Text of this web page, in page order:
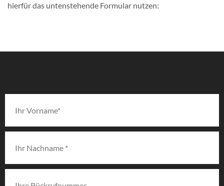
hierfür das untenstehende Formular nutzen: